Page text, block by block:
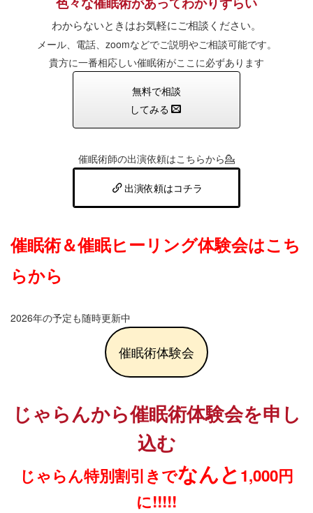
わからないときはお気軽にご相談ください。
メール、電話、zoomなどでご説明やご相談可能です。
貴方に一番相応しい催眠術がここに必ずあります
無料で相談
してみる
催眠術師の出演依頼はこちらから💁
出演依頼はコチラ
催眠術＆催眠ヒーリング体験会はこち
らから
2026年の予定も随時更新中
催眠術体験会
じゃらんから催眠術体験会を申し
込む
じゃらん特別割引きでなんと1,000円
に!!!!!